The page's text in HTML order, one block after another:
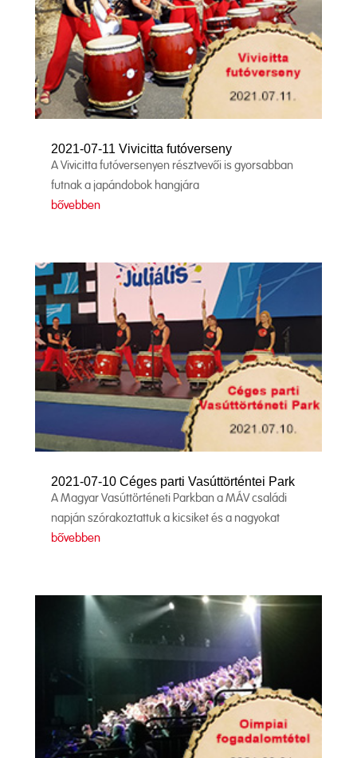
2021-07-11 Vivicitta futóverseny
A Vivicitta futóversenyen résztvevői is gyorsabban
futnak a japándobok hangjára
bővebben
2021-07-10 Céges parti Vasúttörténtei Park
A Magyar Vasúttörténeti Parkban a MÁV családi
napján szórakoztattuk a kicsiket és a nagyokat
bővebben